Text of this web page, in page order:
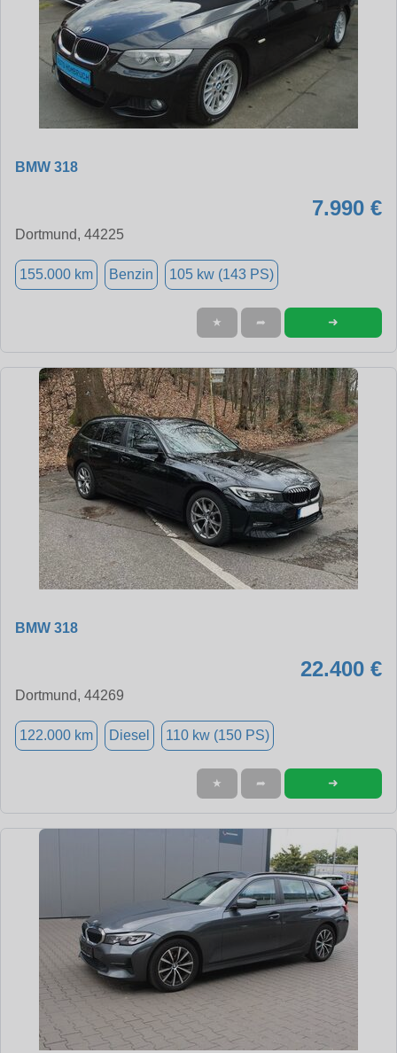
BMW 318
7.990 €
Dortmund, 44225
155.000 km Benzin 105 kw (143 PS)
★ ➦ ➜
BMW 318
22.400 €
Dortmund, 44269
122.000 km Diesel 110 kw (150 PS)
★ ➦ ➜